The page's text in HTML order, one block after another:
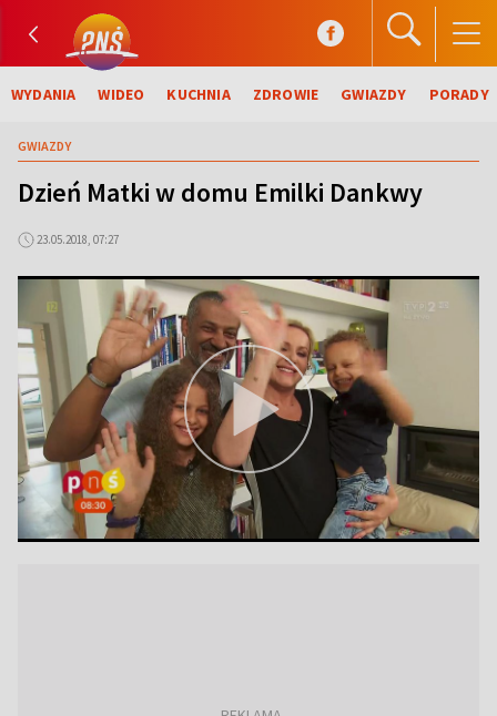
WYDANIA WIDEO KUCHNIA ZDROWIE GWIAZDY PORADY
GWIAZDY
Dzień Matki w domu Emilki Dankwy
23.05.2018, 07:27